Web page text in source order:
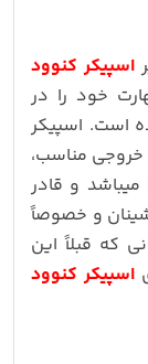
اسپیکر کنوود
خود را در
است. اسپیکر
4 اهم و توان خروجی مناسب،
و قادر
و خصوصاً
مشتریانی که قبلاً این
اسپیکر کنوود